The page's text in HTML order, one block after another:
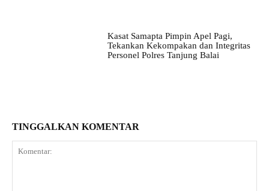
Kasat Samapta Pimpin Apel Pagi,
Tekankan Kekompakan dan Integritas
Personel Polres Tanjung Balai
TINGGALKAN KOMENTAR